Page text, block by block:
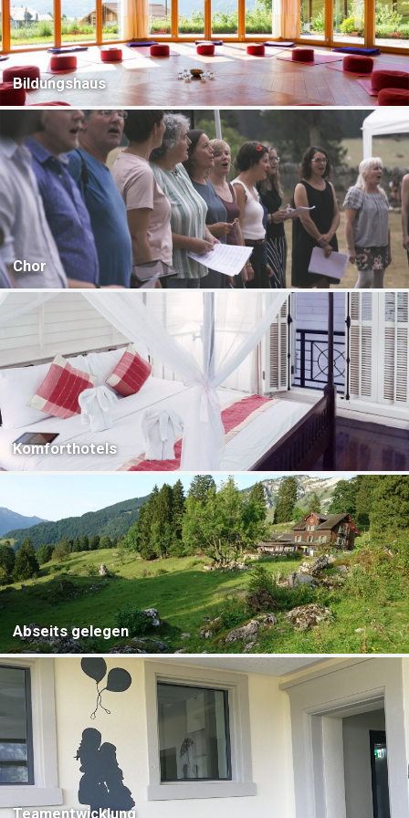
Bildungshaus
Chor
Komforthotels
Abseits gelegen
Teamentwicklung